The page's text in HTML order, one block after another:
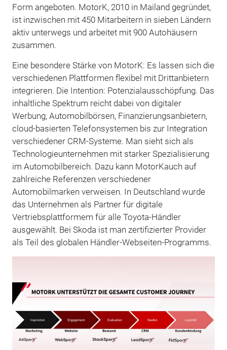
Form angeboten. MotorK, 2010 in Mailand gegründet,
ist inzwischen mit 450 Mitarbeitern in sieben Ländern
aktiv unterwegs und arbeitet mit 900 Autohäusern
zusammen.
Eine besondere Stärke von MotorK: Es lassen sich die
verschiedenen Plattformen flexibel mit Drittanbietern
integrieren. Die Intention: Potenzialausschöpfung. Das
inhaltliche Spektrum reicht dabei von digitaler
Werbung, Automobilbörsen, Finanzierungsanbietern,
cloud-basierten Telefonsystemen bis zur Integration
verschiedener CRM-Systeme. Man sieht sich als
Technologieunternehmen mit starker Spezialisierung
im Automobilbereich. Dazu kann MotorKauch auf
zahlreiche Referenzen verschiedener
Automobilmarken verweisen. In Deutschland wurde
das Unternehmen als Partner für digitale
Vertriebsplattformem für alle Toyota-Händler
ausgewählt. Bei Skoda ist man zertifizierter Provider
als Teil des globalen Händler-Webseiten-Programms.